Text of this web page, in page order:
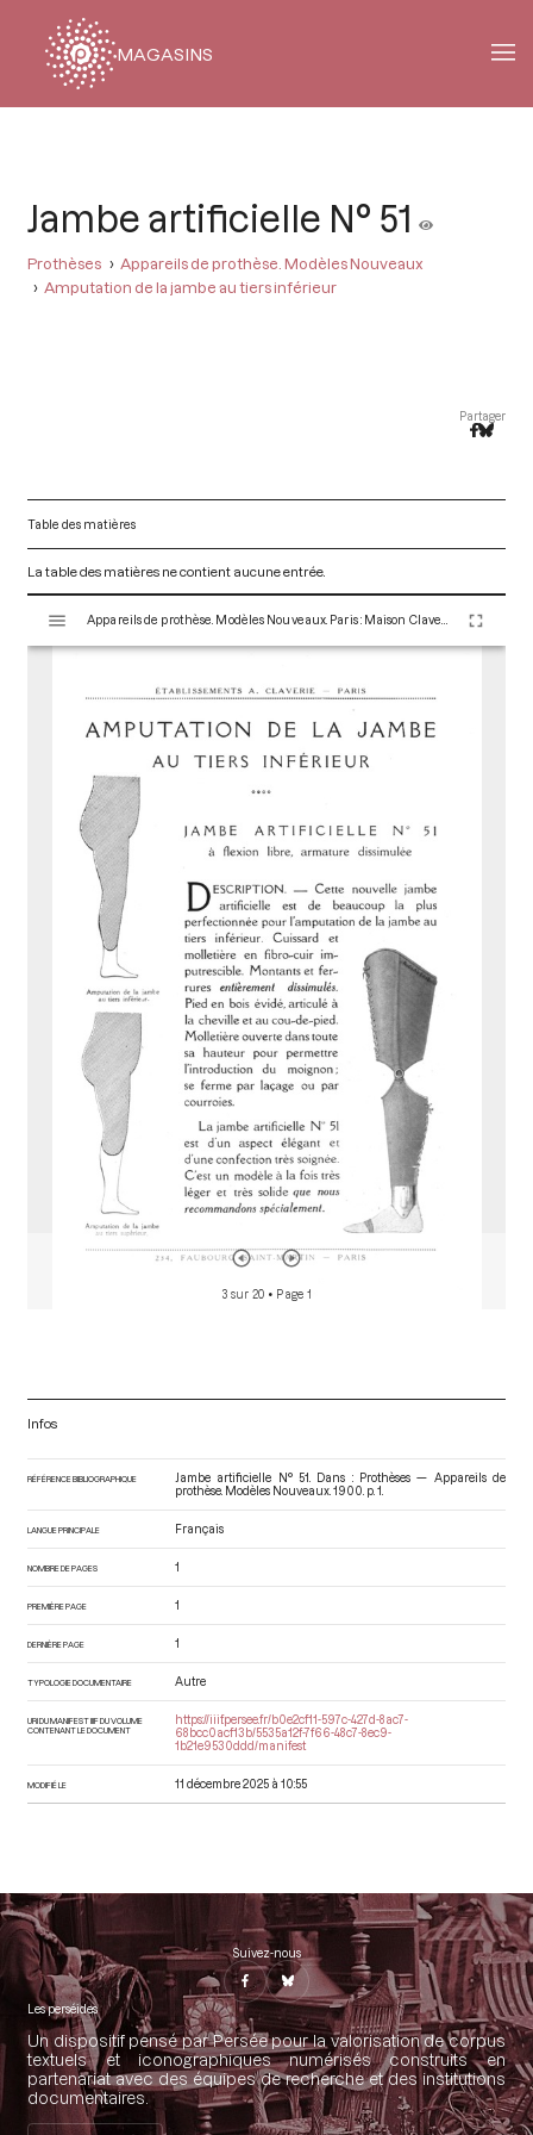
MAGASINS
Jambe artificielle N° 51
Prothèses
Appareils de prothèse. Modèles Nouveaux
Amputation de la jambe au tiers inférieur
Partager
Table des matières
La table des matières ne contient aucune entrée.
s
3 sur 20 • Page 1
Infos
RÉFÉRENCE BIBLIOGRAPHIQUE
Jambe artificielle N° 51. Dans : Prothèses — Appareils de
prothèse. Modèles Nouveaux . 1900. p. 1.
LANGUE PRINCIPALE Français
NOMBRE DE PAGES 1
PREMIÈRE PAGE 1
DERNIÈRE PAGE 1
TYPOLOGIE DOCUMENTAIRE Autre
URI DU MANIFEST IIIF DU VOLUME
CONTENANT LE DOCUMENT
https://iiif.persee.fr/b0e2cf11-597c-427d-8ac7-
68bcc0acf13b/5535a12f-7f66-48c7-8ec9-
1b21e9530ddd/manifest
MODIFIÉ LE 11 décembre 2025 à 10:55
Suivez-nous
Les perséides
Un dispositif pensé par Persée pour la valorisation de corpus
textuels et iconographiques numérisés construits en
partenariat avec des équipes de recherche et des institutions
documentaires.